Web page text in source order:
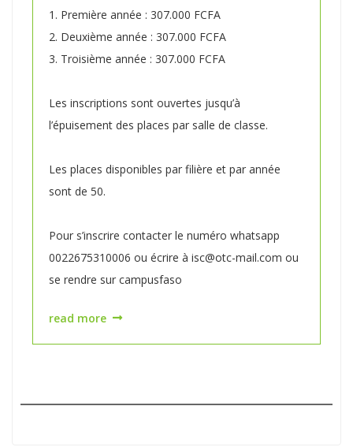
1. Première année : 307.000 FCFA
2. Deuxième année : 307.000 FCFA
3. Troisième année : 307.000 FCFA
Les inscriptions sont ouvertes jusqu’à
l’épuisement des places par salle de classe.
Les places disponibles par filière et par année
sont de 50.
Pour s’inscrire contacter le numéro whatsapp
0022675310006 ou écrire à isc@otc-mail.com ou
se rendre sur campusfaso
read more